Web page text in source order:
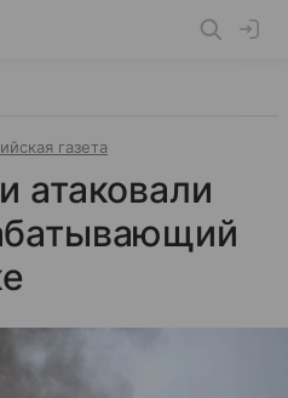
газета
атаковали